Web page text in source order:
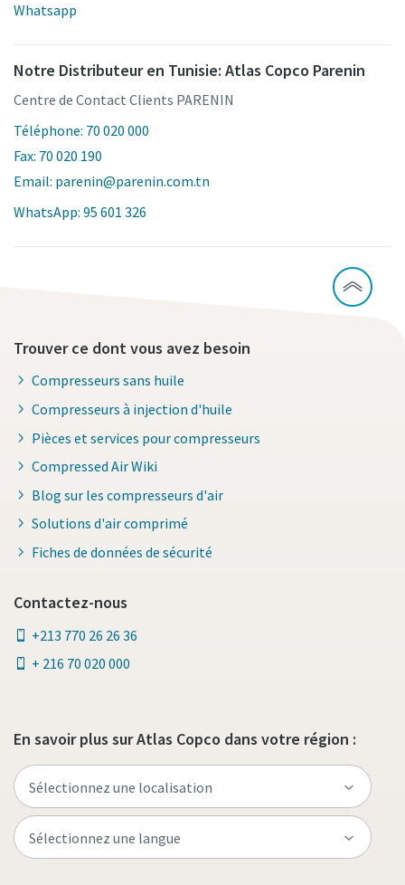
Whatsapp
Notre Distributeur en Tunisie: Atlas Copco Parenin
Centre de Contact Clients PARENIN
Téléphone: 70 020 000
Fax: 70 020 190
Email: parenin@parenin.com.tn
WhatsApp: 95 601 326
Trouver ce dont vous avez besoin
Compresseurs sans huile
Compresseurs à injection d'huile
Pièces et services pour compresseurs
Compressed Air Wiki
Blog sur les compresseurs d'air
Solutions d'air comprimé
Fiches de données de sécurité
Contactez-nous
+213 770 26 26 36
+ 216 70 020 000
En savoir plus sur Atlas Copco dans votre région :